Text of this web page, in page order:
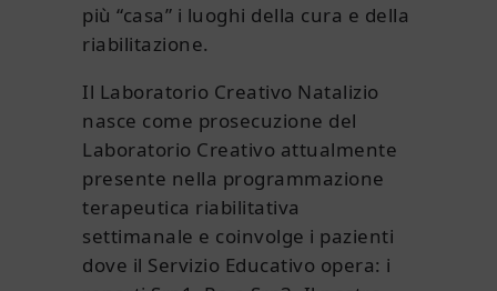
più “casa” i luoghi della cura e della
riabilitazione.
Il Laboratorio Creativo Natalizio
nasce come prosecuzione del
Laboratorio Creativo attualmente
presente nella programmazione
terapeutica riabilitativa
settimanale e coinvolge i pazienti
dove il Servizio Educativo opera: i